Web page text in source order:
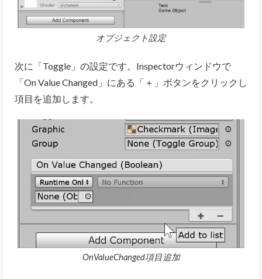
オブジェクト設定
次に「Toggle」の設定です。Inspectorウィンドウで
「On Value Changed」にある「＋」ボタンをクリックし
項目を追加します。
OnValueChanged項目追加